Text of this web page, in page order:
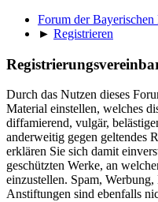
Forum der
► Registrieren
Durch das Nutzen dieses
Material einstellen, welches
diffamierend, vulgär,
anderweitig gegen geltendes
erklären Sie sich damit
geschützten Werke, an
einzustellen. Spam,
Anstiftungen sind ebenfalls